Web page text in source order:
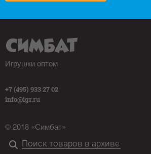
Игрушки оптом
+7 (495) 933 27 02
info@igr.ru
© 2018 «Симбат»